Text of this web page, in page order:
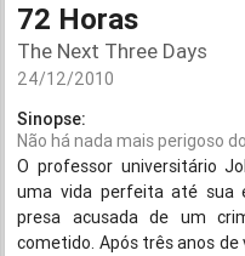
72 Horas
The Next Three Days
24/12/2010
Sinopse:
Não há nada mais perigoso
O professor universitário
uma vida perfeita até sua
presa acusada de um
cometido. Após três anos de